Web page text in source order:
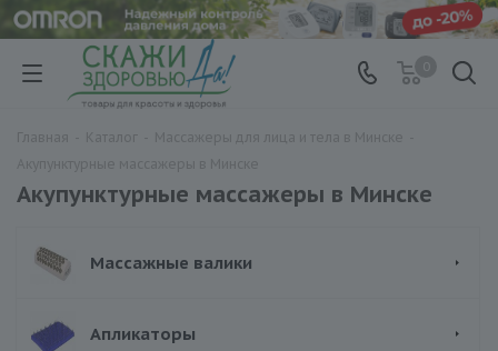
Акупунктурные массажеры в Минске
Массажные валики
Апликаторы